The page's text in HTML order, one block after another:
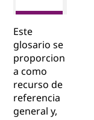
Este
glosario se
proporcion
a como
recurso de
referencia
general y,